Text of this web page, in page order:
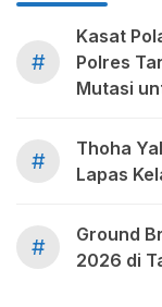
#
Kasat
Polres
Mutasi
#
Thoha
Lapas
#
Ground
2026 di